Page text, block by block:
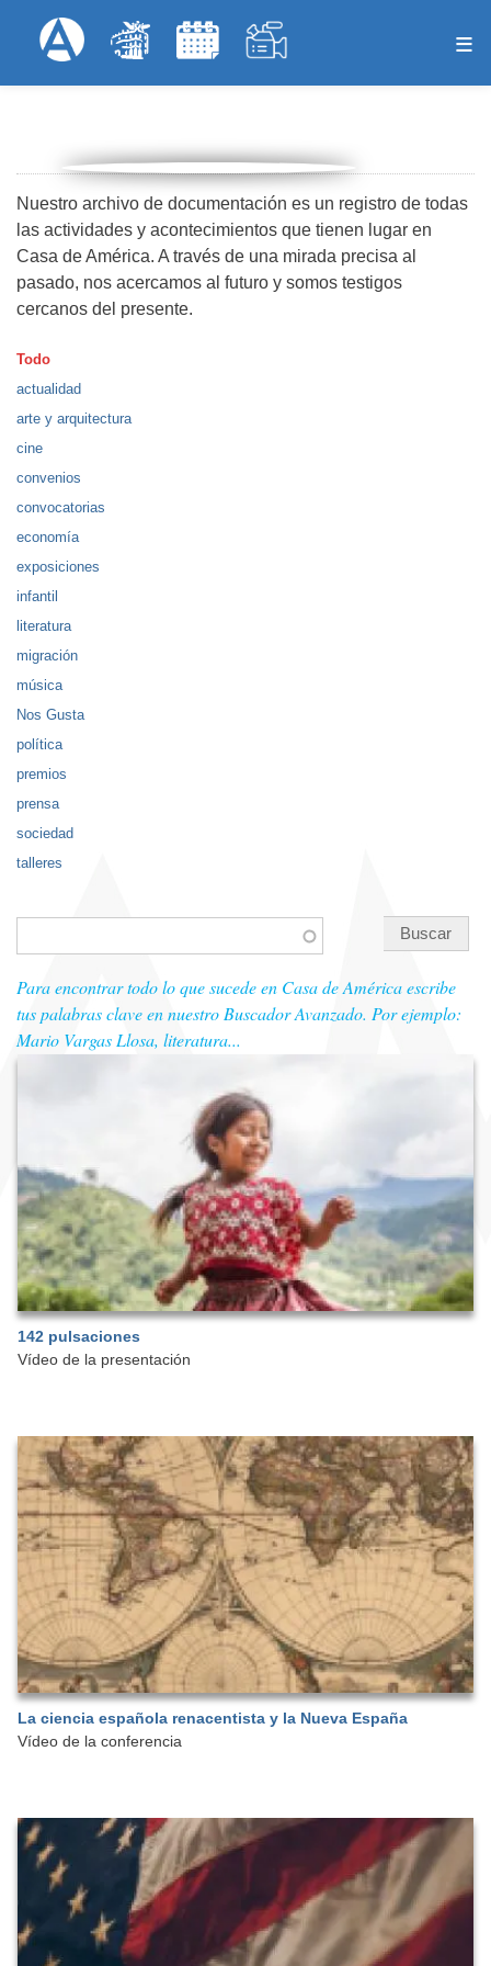
to
Menú Superior
Nuestro archivo de documentación es un registro de todas
las actividades y acontecimientos que tienen lugar en
Casa de América. A través de una mirada precisa al
pasado, nos acercamos al futuro y somos testigos
cercanos del presente.
Todo
actualidad
arte y arquitectura
cine
convenios
convocatorias
economía
exposiciones
infantil
literatura
migración
música
Nos Gusta
política
premios
prensa
sociedad
talleres
Para encontrar todo lo que sucede en Casa de América escribe
tus palabras clave en nuestro Buscador Avanzado. Por ejemplo:
Mario Vargas Llosa, literatura...
142 pulsaciones
Vídeo de la presentación
La ciencia española renacentista y la Nueva España
Vídeo de la conferencia